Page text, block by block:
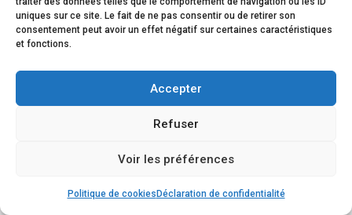
uniques sur ce site. Le fait de ne pas consentir ou de retirer son
consentement peut avoir un effet négatif sur certaines caractéristiques
et fonctions.
Accepter
Refuser
Voir les préférences
Politique de cookies Déclaration de confidentialité
Avis clients Intervention Devis/contact
ACCUEIL Serrurier Paris
Vitrier Paris
Menuiserie Métallique
Elegant Themes